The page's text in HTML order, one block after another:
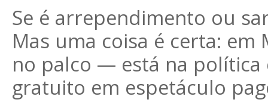
Se é arrependimento ou
Mas uma coisa é certa:
no palco — está na
gratuito em espetáculo